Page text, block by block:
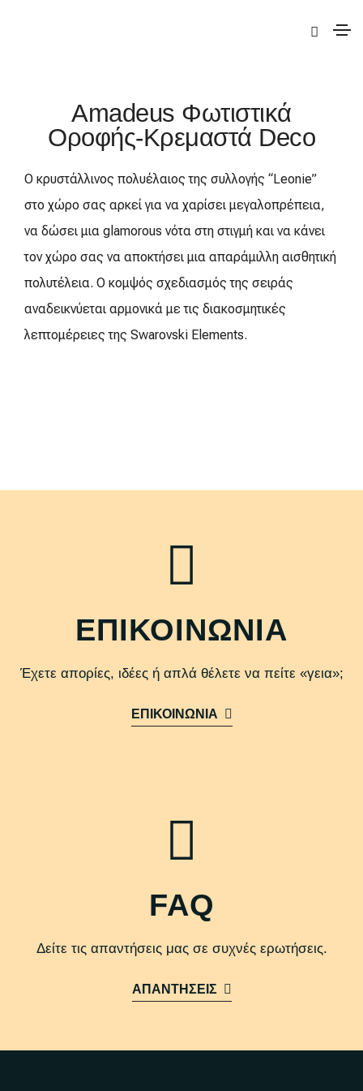
| Amadeus Φωτιστικά Οροφής-Κρεμαστά
Amadeus Φωτιστικά
Οροφής-Κρεμαστά Deco
Ο κρυστάλλινος πολυέλαιος της συλλογής “Leonie”
στο χώρο σας αρκεί για να χαρίσει μεγαλοπρέπεια,
να δώσει μια glamorous νότα στη στιγμή και να κάνει
τον χώρο σας να αποκτήσει μια απαράμιλλη αισθητική
πολυτέλεια. Ο κομψός σχεδιασμός της σειράς
αναδεικνύεται αρμονικά με τις διακοσμητικές
λεπτομέρειες της Swarovski Elements.
ΕΠΙΚΟΙΝΩΝΙΑ
Έχετε απορίες, ιδέες ή απλά θέλετε να πείτε «γεια»;
ΕΠΙΚΟΙΝΩΝΙΑ
FAQ
Δείτε τις απαντήσεις μας σε συχνές ερωτήσεις.
ΑΠΑΝΤΗΣΕΙΣ